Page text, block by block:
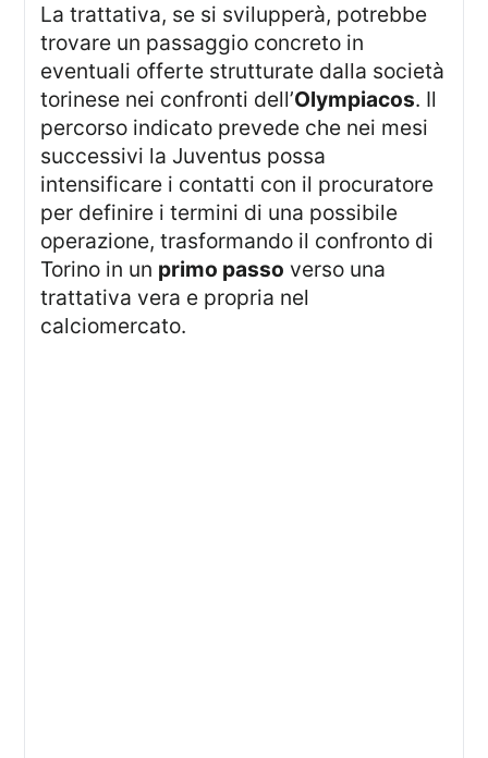
La trattativa, se si svilupperà, potrebbe
trovare un passaggio concreto in
eventuali offerte strutturate dalla società
torinese nei confronti dell’Olympiacos. Il
percorso indicato prevede che nei mesi
successivi la Juventus possa
intensificare i contatti con il procuratore
per definire i termini di una possibile
operazione, trasformando il confronto di
Torino in un primo passo verso una
trattativa vera e propria nel
calciomercato.